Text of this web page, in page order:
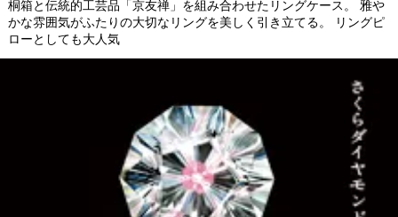
桐箱と伝統的工芸品「京友禅」を組み合わせたリングケース。 雅や
かな雰囲気がふたりの大切なリングを美しく引き立てる。 リングピ
ローとしても大人気